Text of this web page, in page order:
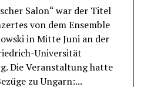
Salon“ war der Titel
von dem Ensemble
in Mitte Juni an der
Universität
Die Veranstaltung hatte
zu Ungarn:...